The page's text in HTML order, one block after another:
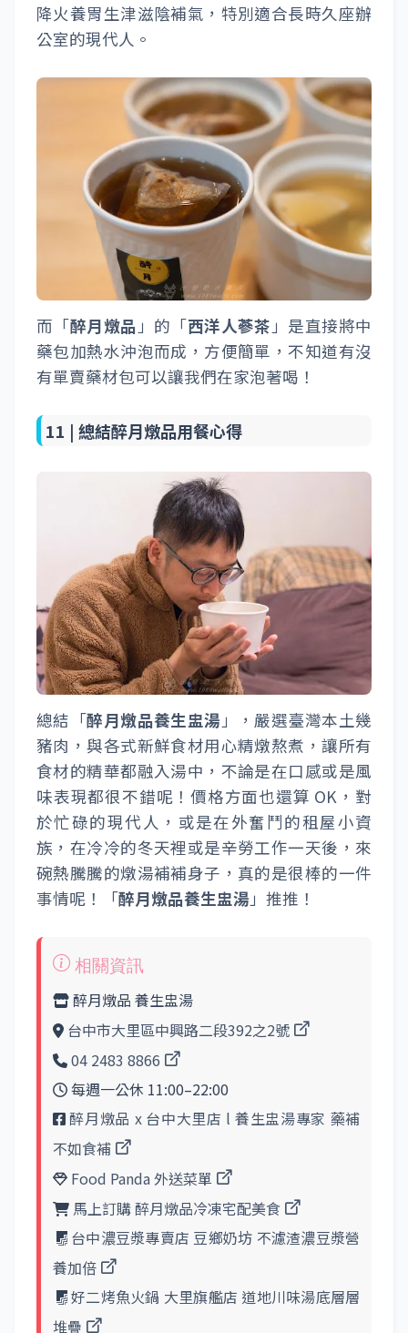
降火養胃生津滋陰補氣，特別適合長時久座辦
公室的現代人。
而「醉月燉品 」的「西洋人蔘茶 」是直接將中
藥包加熱水沖泡而成，方便簡單，不知道有沒
有單賣藥材包可以讓我們在家泡著喝！
11 |總結醉月燉品用餐心得
總結「醉月燉品養生盅湯」，嚴選臺灣本土幾
豬肉，與各式新鮮食材用心精燉熬煮，讓所有
食材的精華都融入湯中，不論是在口感或是風
味表現都很不錯呢！價格方面也還算 OK，對
於忙碌的現代人，或是在外奮鬥的租屋小資
族，在冷冷的冬天裡或是辛勞工作一天後，來
碗熱騰騰的燉湯補補身子，真的是很棒的一件
事情呢！「醉月燉品養生盅湯」推推！
醉月燉品 養生盅湯
台中市大里區中興路二段392之2號
04 2483 8866
每週一公休 11:00–22:00
醉月燉品 x 台中大里店 l 養生盅湯專家 藥補
不如食補
Food Panda 外送菜單
馬上訂購 醉月燉品冷凍宅配美食
台中濃豆漿專賣店 豆鄉奶坊 不濾渣濃豆漿營
養加倍
好二烤魚火鍋 大里旗艦店 道地川味湯底層層
堆疊